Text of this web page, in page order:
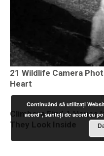
Continuând să utilizați
acord", sunteți de acord cu